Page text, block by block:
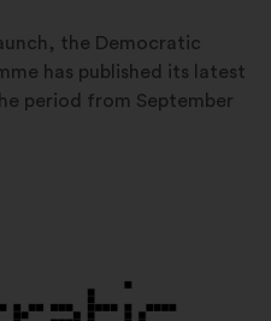
the Democratic
has published its latest
period from September